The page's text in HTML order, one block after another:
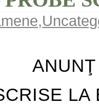
,
ANUNŢ
LA